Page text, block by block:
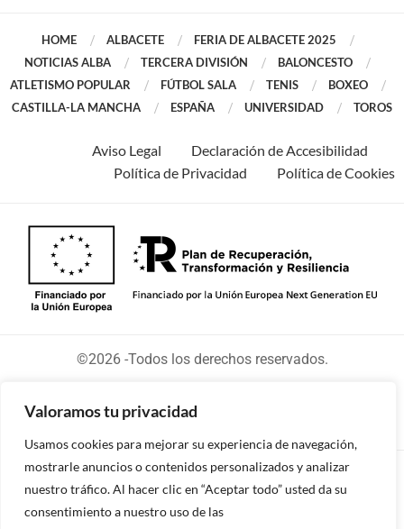
Valoramos tu privacidad
Usamos cookies para mejorar su experiencia de navegación,
mostrarle anuncios o contenidos personalizados y analizar
nuestro tráfico. Al hacer clic en “Aceptar todo” usted da su
consentimiento a nuestro uso de las
HOME ALBACETE
FERIA DE ALBACETE 2025
NOTICIAS ALBA
TERCERA DIVISIÓN
BALONCESTO
ATLETISMO POPULAR
FÚTBOL SALA TENIS
BOXEO
CASTILLA-LA MANCHA
ESPAÑA UNIVERSIDAD TOROS
Aviso Legal
Declaración de Accesibilidad
Política de Privacidad
Política de Cookies
©2026 -Todos los derechos reservados.
Diseñado y desarrollado por tu equipo Imedia
Comunicación